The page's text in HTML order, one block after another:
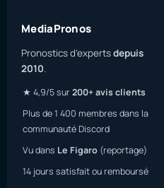
MediaPronos
Pronostics d’expertsdepuis
2010.
★ 4,9/5 sur200+ avis clients
Plus de 1 400 membres dans la
communauté Discord
Vu dans Le Figaro (reportage)
14 jours satisfait ou remboursé